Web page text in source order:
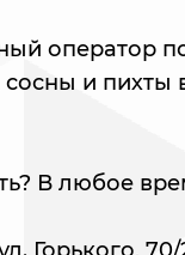
оператор
и пихты
В любое
Горького, 70/